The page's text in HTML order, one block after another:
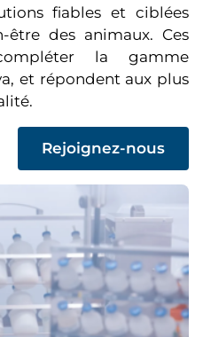
fiables et ciblées
des animaux. Ces
la gamme
et répondent aux plus
Rejoignez-nous